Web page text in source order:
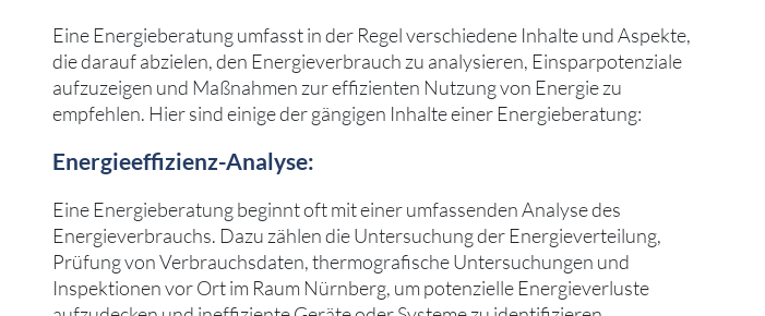
Eine Energieberatung umfasst in der Regel verschiedene Inhalte und Aspekte,
die darauf abzielen, den Energieverbrauch zu analysieren, Einsparpotenziale
aufzuzeigen und Maßnahmen zur effizienten Nutzung von Energie zu
empfehlen. Hier sind einige der gängigen Inhalte einer Energieberatung:
Energieeffizienz-Analyse:
Eine Energieberatung beginnt oft mit einer umfassenden Analyse des
Energieverbrauchs. Dazu zählen die Untersuchung der Energieverteilung,
Prüfung von Verbrauchsdaten, thermografische Untersuchungen und
Inspektionen vor Ort im Raum Nürnberg, um potenzielle Energieverluste